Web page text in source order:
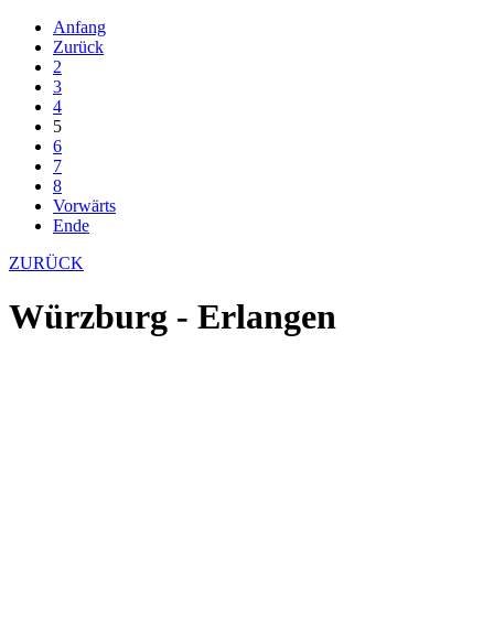
Anfang
Zurück
2
3
4
5
6
7
8
Vorwärts
Ende
ZURÜCK
Würzburg - Erlangen